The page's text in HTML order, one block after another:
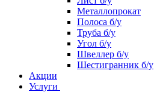
Металлопрокат
Полоса б/у
Труба б/у
Угол б/у
Швеллер б/у
Шестигранник б/у
Акции
Услуги